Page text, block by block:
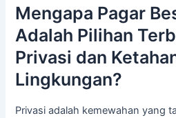
Mengapa Pagar
Adalah Pilihan
Privasi dan
Lingkungan?
Privasi adalah kemewahan yang